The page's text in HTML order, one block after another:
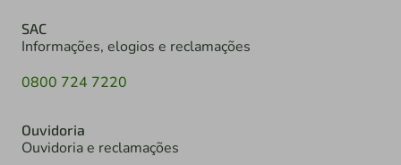
SAC
Informações, elogios e reclamações
0800 724 7220
Ouvidoria
Ouvidoria e reclamações